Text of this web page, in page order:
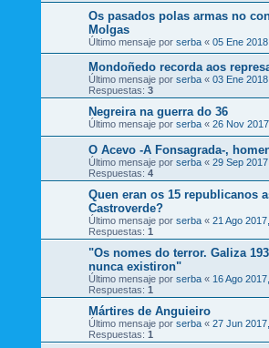
Os pasados polas armas no
Molgas
Último mensaje por serba « 05 Ene
Mondoñedo recorda aos
Último mensaje por serba « 03 Ene
Respuestas: 3
Negreira na guerra do 36
Último mensaje por serba « 26 Nov
O Acevo -A Fonsagrada-,
Último mensaje por serba « 29 Sep
Respuestas: 4
Quen eran os 15 republicanos
Castroverde?
Último mensaje por serba « 21 Ago
Respuestas: 1
"Os nomes do terror. Galiza
nunca existiron"
Último mensaje por serba « 16 Ago
Respuestas: 1
Mártires de Anguieiro
Último mensaje por serba « 27 Jun
Respuestas: 1